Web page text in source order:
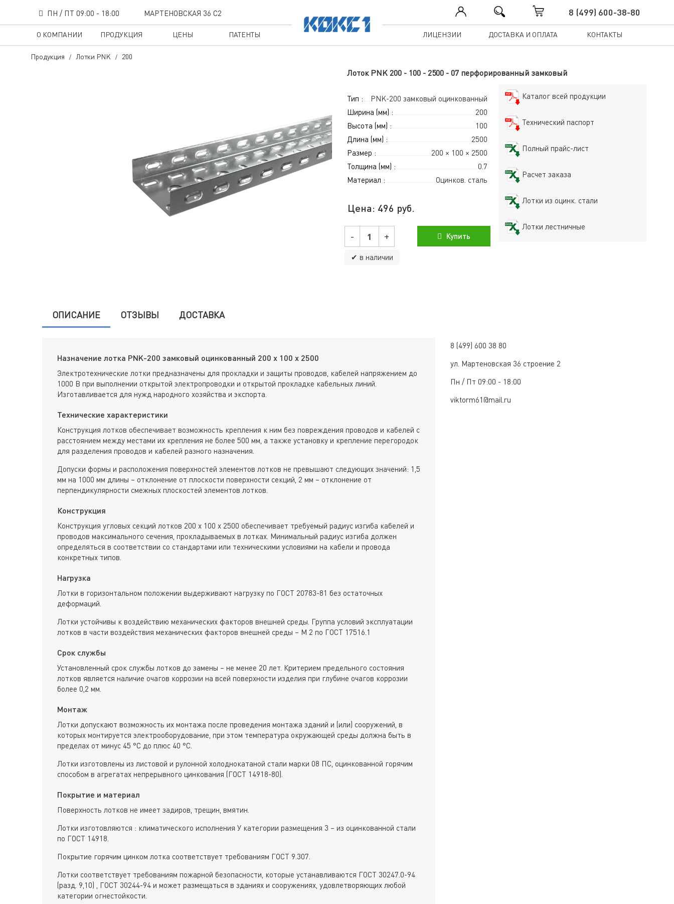
ПН / ПТ 09:00 - 18:00 МАРТЕНОВСКАЯ 36 С2 8 (499) 600-38-80
О КОМПАНИИ ПРОДУКЦИЯ ЦЕНЫ ПАТЕНТЫ КОНТАКТЫ
ДОСТАВКА И ОПЛАТА
ЛИЦЕНЗИИ
Продукция Лотки PNK 200
Лоток PNK 200 - 100 - 2500 - 07 перфорированный замковый
Тип :
PNK-200 замковый оцинкованный
Ширина (мм) :
200
Высота (мм) :
100
Длина (мм) :
2500
Размер :
200 × 100 × 2500
Толщина (мм) :
0.7
Материал :
Оцинков. сталь
Цена: 496 руб.
- +
✔ в наличии
Купить
Каталог всей продукции
Технический паспорт
Полный прайс-лист
Расчет заказа
Лотки из оцинк. стали
Лотки лестничные
ОПИСАНИЕ ОТЗЫВЫ ДОСТАВКА
Назначение лотка PNK-200 замковый оцинкованный 200 х 100 х 2500
Электротехнические лотки предназначены для прокладки и защиты проводов, кабелей напряжением до
1000 В при выполнении открытой электропроводки и открытой прокладке кабельных линий.
Изготавливается для нужд народного хозяйства и экспорта.
Технические характеристики
Конструкция лотков обеспечивает возможность крепления к ним без повреждения проводов и кабелей с
расстоянием между местами их крепления не более 500 мм, а также установку и крепление перегородок
для разделения проводов и кабелей разного назначения.
Допуски формы и расположения поверхностей элементов лотков не превышают следующих значений: 1,5
мм на 1000 мм длины – отклонение от плоскости поверхности секций, 2 мм – отклонение от
перпендикулярности смежных плоскостей элементов лотков.
Конструкция
Конструкция угловых секций лотков 200 х 100 х 2500 обеспечивает требуемый радиус изгиба кабелей и
проводов максимального сечения, прокладываемых в лотках. Минимальный радиус изгиба должен
определяться в соответствии со стандартами или техническими условиями на кабели и провода
конкретных типов.
Нагрузка
Лотки в горизонтальном положении выдерживают нагрузку по ГОСТ 20783-81 без остаточных
деформаций.
Лотки устойчивы к воздействию механических факторов внешней среды. Группа условий эксплуатации
лотков в части воздействия механических факторов внешней среды – М 2 по ГОСТ 17516.1
Срок службы
Установленный срок службы лотков до замены – не менее 20 лет. Критерием предельного состояния
лотков является наличие очагов коррозии на всей поверхности изделия при глубине очагов коррозии
более 0,2 мм.
Монтаж
Лотки допускают возможность их монтажа после проведения монтажа зданий и (или) сооружений, в
которых монтируется электрооборудование, при этом температура окружающей среды должна быть в
пределах от минус 45 °С до плюс 40 °С.
Лотки изготовлены из листовой и рулонной холоднокатаной стали марки 08 ПС, оцинкованной горячим
способом в агрегатах непрерывного цинкования (ГОСТ 14918-80).
Покрытие и материал
Поверхность лотков не имеет задиров, трещин, вмятин.
Лотки изготовляются : климатического исполнения У категории размещения 3 – из оцинкованной стали
по ГОСТ 14918.
Покрытие горячим цинком лотка соответствует требованиям ГОСТ 9.307.
Лотки соответствует требованиям пожарной безопасности, которые устанавливаются ГОСТ 30247.0-94
(разд. 9,10) , ГОСТ 30244-94 и может размещаться в зданиях и сооружениях, удовлетворяющих любой
категории огнестойкости.
8 (499) 600 38 80
ул. Мартеновская 36 строение 2
Пн / Пт 09:00 - 18:00
viktorm61@mail.ru